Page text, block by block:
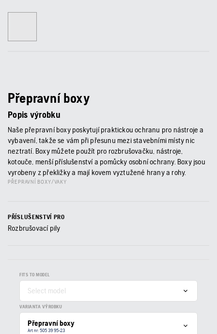
Přepravní boxy
Popis výrobku
Naše přepravní boxy poskytují praktickou ochranu pro nástroje a
vybavení, takže se vám při přesunu mezi stavebními místy nic
neztratí. Boxy můžete použít pro rozbrušovačku, nástroje,
kotouče, menší příslušenství a pomůcky osobní ochrany. Boxy jsou
vyrobeny z překližky a mají kovem vyztužené hrany a rohy.
PŘEPRAVNÍ BOXY/VAKY
PŘÍSLUŠENSTVÍ PRO
Rozbrušovací pily
FITS TO MODEL
Select model
VARIANTA VÝROBKU
Přepravní boxy
Art nr: 505 39 95‑23